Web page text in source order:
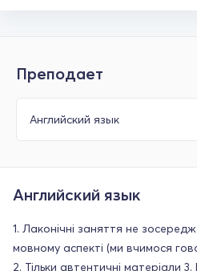
Преподает
Английский язык
1. Лаконічні заняття не
мовному аспекті (ми вчимося
2. Тільки автентичні матеріали